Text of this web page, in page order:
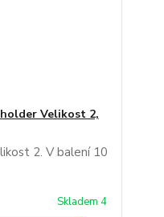
Velikost 2,
2. V balení 10
Skladem 4